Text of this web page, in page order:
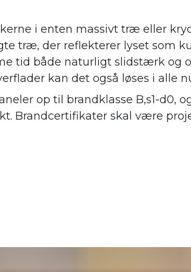
i enten massivt træ eller
træ, der reflekterer lyset som
tid både naturligt slidstærk og
kan det også løses i alle
op til brandklasse B,s1-d0,
Brandcertifikater skal være